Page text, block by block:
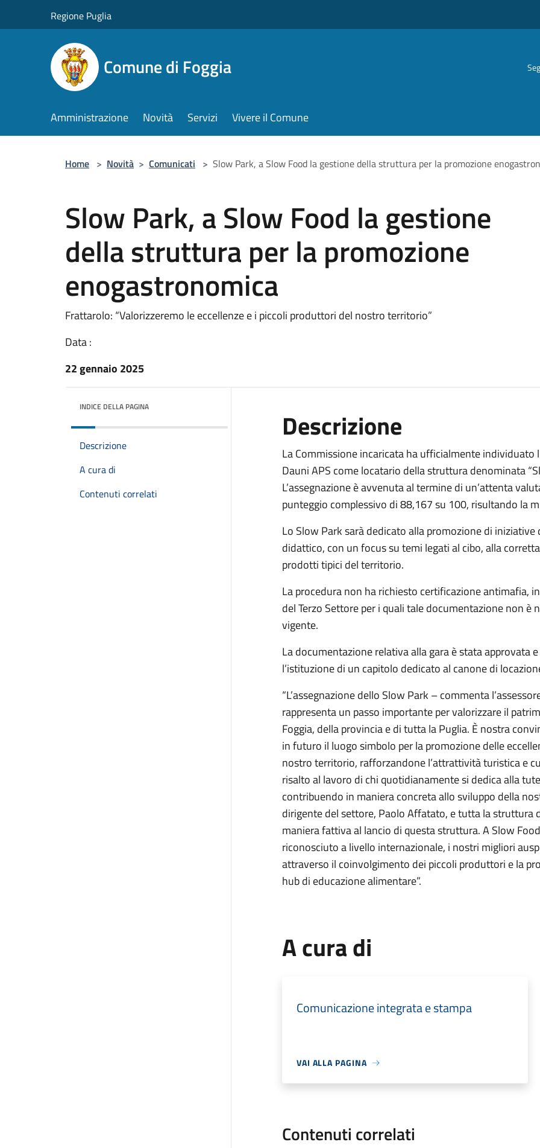
Regione Puglia
Comune di Foggia
Amministrazione Novità Servizi Vivere il Comune
Home > Novità > Comunicati > Slow Park, a Slow Food la gestione della struttura per la promozione
Slow Park, a Slow Food la gestione
della struttura per la promozione
enogastronomica
Frattarolo: “Valorizzeremo le eccellenze e i piccoli produttori del nostro territorio”
Data :
22 gennaio 2025
INDICE DELLA PAGINA
Descrizione
A cura di
Contenuti correlati
Descrizione
La Commissione incaricata ha ufficialmente individuato
Dauni APS come locatario della struttura denominata
L’assegnazione è avvenuta al termine di un’attenta
punteggio complessivo di 88,167 su 100, risultando la
Lo Slow Park sarà dedicato alla promozione di
didattico, con un focus su temi legati al cibo, alla
prodotti tipici del territorio.
La procedura non ha richiesto certificazione antimafia,
del Terzo Settore per i quali tale documentazione non è
vigente.
La documentazione relativa alla gara è stata approvata
l’istituzione di un capitolo dedicato al canone di
“L’assegnazione dello Slow Park – commenta
rappresenta un passo importante per valorizzare il
Foggia, della provincia e di tutta la Puglia. È nostra
in futuro il luogo simbolo per la promozione delle
nostro territorio, rafforzandone l’attrattività turistica e
risalto al lavoro di chi quotidianamente si dedica alla
contribuendo in maniera concreta allo sviluppo della
dirigente del settore, Paolo Affatato, e tutta la struttura
maniera fattiva al lancio di questa struttura. A Slow
riconosciuto a livello internazionale, i nostri migliori
attraverso il coinvolgimento dei piccoli produttori e la
hub di educazione alimentare”.
A cura di
Comunicazione integrata e stampa
VAI ALLA PAGINA
Contenuti correlati